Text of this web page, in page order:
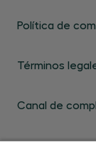
Política de
Términos
Canal de